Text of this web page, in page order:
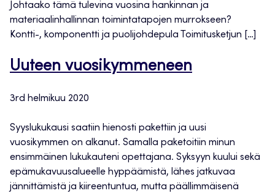
Johtaako tämä tulevina vuosina hankinnan ja
materiaalinhallinnan toimintatapojen murrokseen?
Kontti-, komponentti ja puolijohdepula Toimitusketjun […]
Uuteen vuosikymmeneen
3rd helmikuu 2020
Syyslukukausi saatiin hienosti pakettiin ja uusi
vuosikymmen on alkanut. Samalla paketoitiin minun
ensimmäinen lukukauteni opettajana. Syksyyn kuului sekä
epämukavuusalueelle hyppäämistä, lähes jatkuvaa
jännittämistä ja kiireentuntua, mutta päällimmäisenä